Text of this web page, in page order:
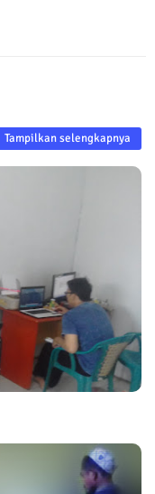
Tampilkan selengkapnya